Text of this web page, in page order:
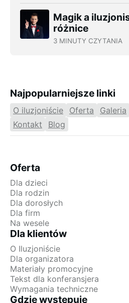
Magik a
różnice
3 MINUTY CZYTANIA
Najpopularniejsze linki
O iluzjoniście Oferta Galeria
Kontakt
Blog
Oferta
Dla dzieci
Dla rodzin
Dla dorosłych
Dla firm
Na wesele
Dla klientów
O Iluzjoniście
Dla organizatora
Materiały promocyjne
Tekst dla konferansjera
Wymagania techniczne
Gdzie występuję